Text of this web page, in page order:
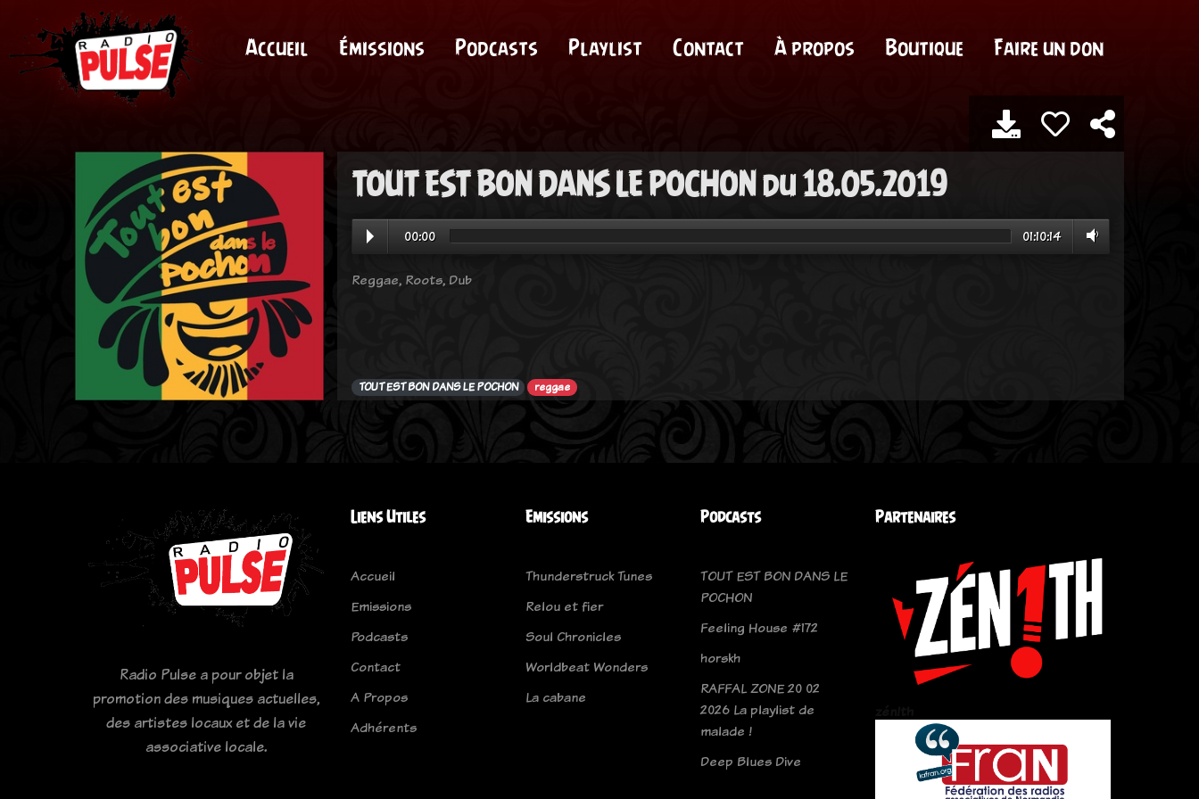
Accueil Émissions Podcasts Playlist Contact À propos Boutique Faire un don
TOUT EST BON DANS LE POCHON du 18.05.2019
00:00 01:10:14
Reggae, Roots, Dub
TOUT EST BON DANS LE POCHON reggae
Radio Pulse a pour objet la
promotion des musiques actuelles,
des artistes locaux et de la vie
associative locale.
Liens Utiles
Accueil
Emissions
Podcasts
Contact
A Propos
Adhérents
Emissions
Thunderstruck Tunes
Relou et fier
Soul Chronicles
Worldbeat Wonders
La cabane
Podcasts
TOUT EST BON DANS LE
POCHON
Feeling House #172
horskh
RAFFAL ZONE 20 02
2026 La playlist de
malade !
Deep Blues Dive
Partenaires